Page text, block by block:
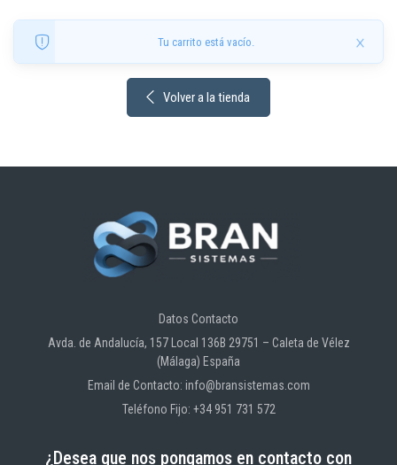
×
Tu carrito está vacío.
Volver a la tienda
Datos Contacto
Avda. de Andalucía, 157 Local 136B 29751 – Caleta de Vélez
(Málaga) España
Email de Contacto: info@bransistemas.com
Teléfono Fijo: +34 951 731 572
¿Desea que nos pongamos en contacto con